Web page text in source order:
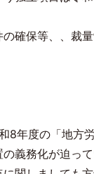
確保等、、裁
8年度の「地方
義務化が迫っ